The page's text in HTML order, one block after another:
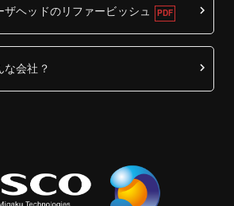
ヘッドのリファービッシュ
会社？